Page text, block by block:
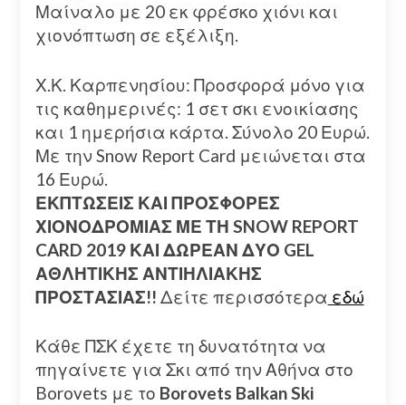
Μαίναλο με 20 εκ φρέσκο χιόνι και
χιονόπτωση σε εξέλιξη.
Χ.Κ. Καρπενησίου: Προσφορά μόνο για
τις καθημερινές: 1 σετ σκι ενοικίασης
και 1 ημερήσια κάρτα. Σύνολο 20 Ευρώ.
Με την Snow Report Card μειώνεται στα
16 Ευρώ.
ΕΚΠΤΩΣΕΙΣ ΚΑΙ ΠΡΟΣΦΟΡΕΣ
ΧΙΟΝΟΔΡΟΜΙΑΣ ΜΕ ΤΗ SNOW REPORT
CARD 2019 ΚΑΙ ΔΩΡΕΑΝ ΔΥΟ GEL
ΑΘΛΗΤΙΚΗΣ ΑΝΤΙΗΛΙΑΚΗΣ
ΠΡΟΣΤΑΣΙΑΣ!! Δείτε περισσότερα εδώ
Κάθε ΠΣΚ έχετε τη δυνατότητα να
πηγαίνετε για Σκι από την Αθήνα στο
Borovets με το Borovets Balkan Ski